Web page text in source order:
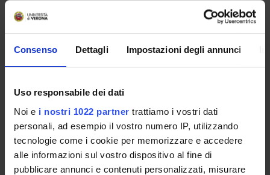
Consenso Dettagli Impostazioni degli annunci
Uso responsabile dei dati
Noi e i nostri 1022 partner trattiamo i vostri dati
personali, ad esempio il vostro numero IP, utilizzando
tecnologie come i cookie per memorizzare e accedere
alle informazioni sul vostro dispositivo al fine di
pubblicare annunci e contenuti personalizzati, misurare
ORGANISATION
DEPARTMENT ADMINISTRATION OFFICES
STUDENT ADMINISTRATION OFFICES
DEPARTMENT FACILITIES